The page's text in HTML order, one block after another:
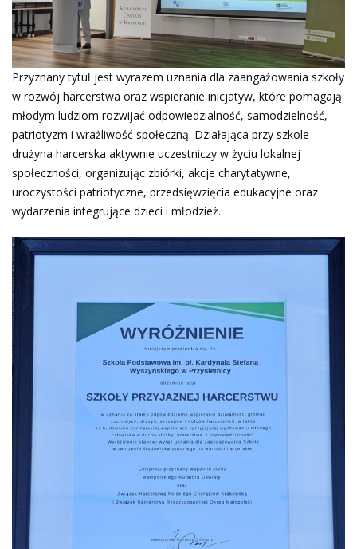
Przyznany tytuł jest wyrazem uznania dla zaangażowania szkoły
w rozwój harcerstwa oraz wspieranie inicjatyw, które pomagają
młodym ludziom rozwijać odpowiedzialność, samodzielność,
patriotyzm i wrażliwość społeczną. Działająca przy szkole
drużyna harcerska aktywnie uczestniczy w życiu lokalnej
społeczności, organizując zbiórki, akcje charytatywne,
uroczystości patriotyczne, przedsięwzięcia edukacyjne oraz
wydarzenia integrujące dzieci i młodzież.